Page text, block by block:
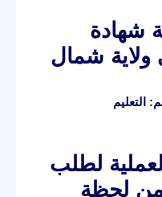
شهادة
شمال
التعليم
لطلب
من لحظة